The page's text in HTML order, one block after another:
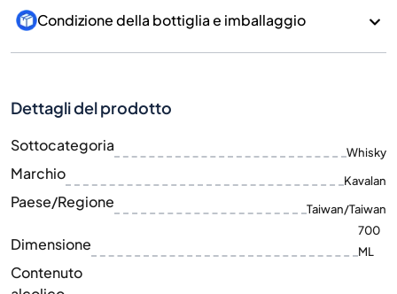
Condizione della bottiglia e imballaggio
Dettagli del prodotto
Sottocategoria Whisky
Marchio Kavalan
Paese/Regione Taiwan/Taiwan
Dimensione
700
ML
Contenuto